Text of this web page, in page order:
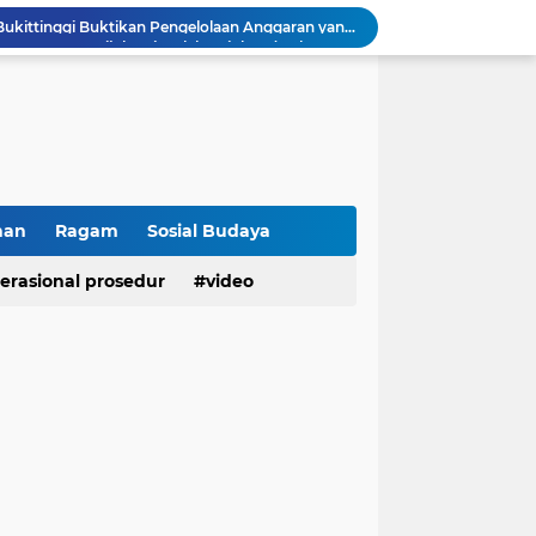
Polresta Bukittinggi Gelar Upacara Sertijab Sejumlah Pejabat dan laporan Kenaikan Pangkat Pengabdian
Cegah Penyalahgunaan Narkoba, Polresta Bukittinggi Gelar Penyuluhan di Nagari Pakan Sinayan
Polresta Bukittinggi Tingkatkan Kesadaran Masyarakat Cegah Kekerasan terhadap Perempuan dan TPPO
Ragam Sosial Budaya
prosedur video